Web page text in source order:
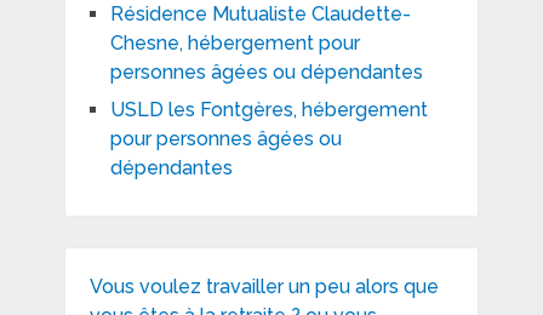
Résidence Mutualiste Claudette-
Chesne, hébergement pour
personnes âgées ou dépendantes
USLD les Fontgères, hébergement
pour personnes âgées ou
dépendantes
Vous voulez travailler un peu alors que